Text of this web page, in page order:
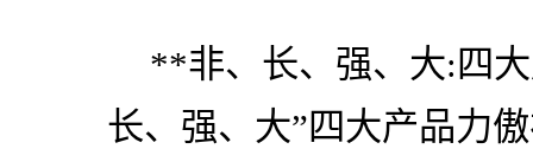
**非、长、强、大:四
长、强、大”四大产品力